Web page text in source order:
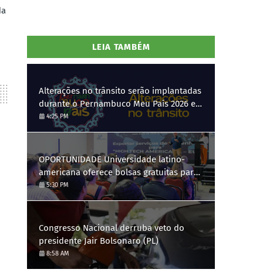
LEIA TAMBÉM
Alterações no trânsito serão implantadas
durante o Pernambuco Meu País 2026 em
Gravatá, de 29 de julho a 3 de agosto
4:25 PM
OPORTUNIDADE Universidade latino-
americana oferece bolsas gratuitas para
Engenharia de Software; saiba como se
candidatar
5:30 PM
Congresso Nacional derruba veto do
presidente Jair Bolsonaro (PL)
8:58 AM